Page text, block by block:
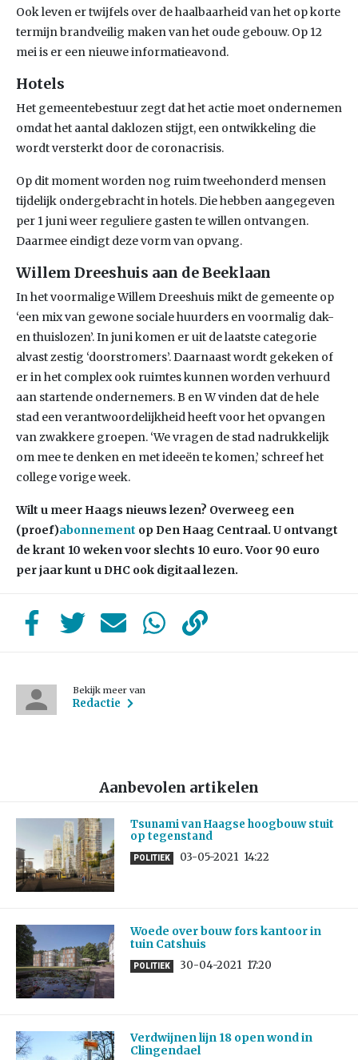
Ook leven er twijfels over de haalbaarheid van het op korte
termijn brandveilig maken van het oude gebouw. Op 12
mei is er een nieuwe informatieavond.
Hotels
Het gemeentebestuur zegt dat het actie moet ondernemen
omdat het aantal daklozen stijgt, een ontwikkeling die
wordt versterkt door de coronacrisis.
Op dit moment worden nog ruim tweehonderd mensen
tijdelijk ondergebracht in hotels. Die hebben aangegeven
per 1 juni weer reguliere gasten te willen ontvangen.
Daarmee eindigt deze vorm van opvang.
Willem Dreeshuis aan de Beeklaan
In het voormalige Willem Dreeshuis mikt de gemeente op
‘een mix van gewone sociale huurders en voormalig dak-
en thuislozen’. In juni komen er uit de laatste categorie
alvast zestig ‘doorstromers’. Daarnaast wordt gekeken of
er in het complex ook ruimtes kunnen worden verhuurd
aan startende ondernemers. B en W vinden dat de hele
stad een verantwoordelijkheid heeft voor het opvangen
van zwakkere groepen. ‘We vragen de stad nadrukkelijk
om mee te denken en met ideeën te komen,’ schreef het
college vorige week.
Wilt u meer Haags nieuws lezen? Overweeg een
(proef)abonnement op Den Haag Centraal. U ontvangt
de krant 10 weken voor slechts 10 euro. Voor 90 euro
per jaar kunt u DHC ook digitaal lezen.
Bekijk meer van
Redactie
Aanbevolen artikelen
Tsunami van Haagse hoogbouw stuit
op tegenstand
POLITIEK 03-05-2021 14:22
Woede over bouw fors kantoor in
tuin Catshuis
POLITIEK 30-04-2021 17:20
Verdwijnen lijn 18 open wond in
Clingendael